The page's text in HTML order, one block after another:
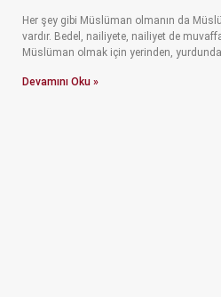
Her şey gibi Müslüman olmanın da
vardır. Bedel, nailiyete, nailiyet de
Müslüman olmak için yerinden,
Devamını Oku »